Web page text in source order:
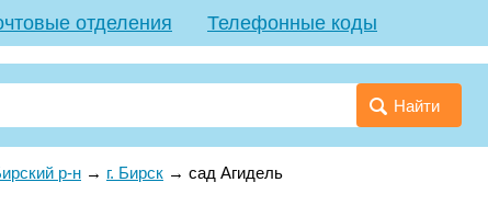
отделения Телефонные коды
Найти
р-н → г. Бирск → сад Агидель